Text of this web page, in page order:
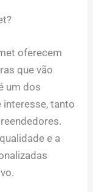
oferecem
que vão
um dos
tanto
e a